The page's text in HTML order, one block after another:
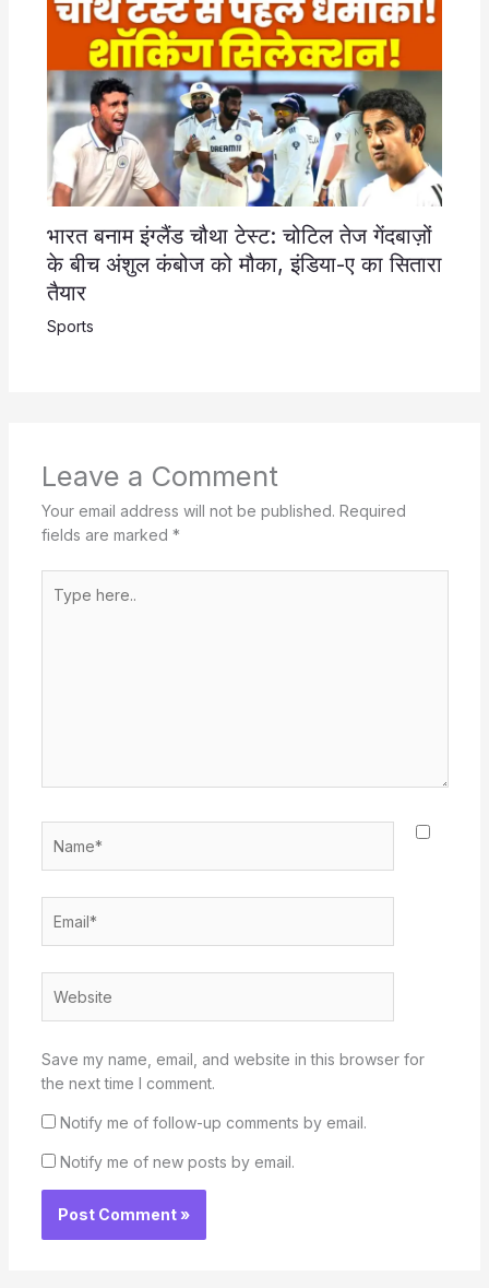
भारत बनाम इंग्लैंड चौथा टेस्ट: चोटिल तेज गेंदबाज़ों
के बीच अंशुल कंबोज को मौका, इंडिया-ए का सितारा
तैयार
Sports
Leave a Comment
Your email address will not be published. Required
fields are marked *
here..
Save my name, email, and website in this browser for
the next time I comment.
Notify me of follow-up comments by email.
Notify me of new posts by email.